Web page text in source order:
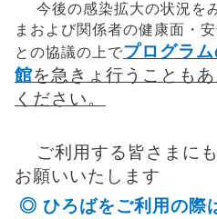
今後の感染拡大の状況を
まおよび関係者の健康面・
との協議の上でプログラ
館を急きょ行うこともあ
ください。
ご利用する皆さまに
お願いいたします
◎ ひろばをご利用の際